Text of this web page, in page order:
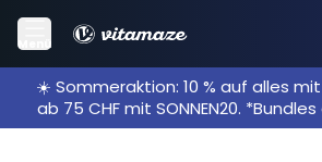
Menü
☀️ Sommeraktion: 10 % auf alles mit
ab 75 CHF mit SONNEN20.
Was sind Superfoods?
Was solltest du bei Superfoods
Eine Auswahl von Superfoods
Einheimische Superfoods